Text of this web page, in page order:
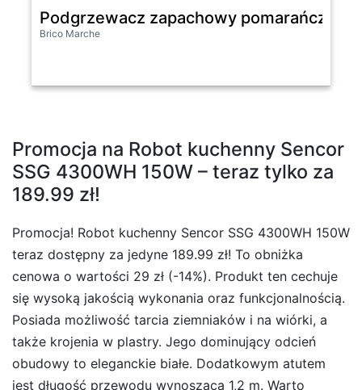
Podgrzewacz zapachowy pomarańcz 18
Brico Marche
Promocja na Robot kuchenny Sencor
SSG 4300WH 150W – teraz tylko za
189.99 zł!
Promocja! Robot kuchenny Sencor SSG 4300WH 150W
teraz dostępny za jedyne 189.99 zł! To obniżka
cenowa o wartości 29 zł (-14%). Produkt ten cechuje
się wysoką jakością wykonania oraz funkcjonalnością.
Posiada możliwość tarcia ziemniaków i na wiórki, a
także krojenia w plastry. Jego dominujący odcień
obudowy to eleganckie białe. Dodatkowym atutem
jest długość przewodu wynosząca 1,2 m. Warto